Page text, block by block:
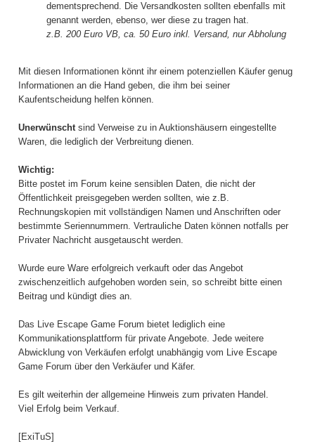
dementsprechend. Die Versandkosten sollten ebenfalls mit
genannt werden, ebenso, wer diese zu tragen hat.
z.B. 200 Euro VB, ca. 50 Euro inkl. Versand, nur Abholung
Mit diesen Informationen könnt ihr einem potenziellen Käufer genug
Informationen an die Hand geben, die ihm bei seiner
Kaufentscheidung helfen können.
Unerwünschtsind Verweise zu in Auktionshäusern eingestellte
Waren, die lediglich der Verbreitung dienen.
Wichtig:
Bitte postet im Forum keine sensiblen Daten, die nicht der
Öffentlichkeit preisgegeben werden sollten, wie z.B.
Rechnungskopien mit vollständigen Namen und Anschriften oder
bestimmte Seriennummern. Vertrauliche Daten können notfalls per
Privater Nachricht ausgetauscht werden.
Wurde eure Ware erfolgreich verkauft oder das Angebot
zwischenzeitlich aufgehoben worden sein, so schreibt bitte einen
Beitrag und kündigt dies an.
Das Live Escape Game Forum bietet lediglich eine
Kommunikationsplattform für private Angebote. Jede weitere
Abwicklung von Verkäufen erfolgt unabhängig vom Live Escape
Game Forum über den Verkäufer und Käfer.
Es gilt weiterhin der allgemeine Hinweis zum privaten Handel.
Viel Erfolg beim Verkauf.
[ExiTuS]